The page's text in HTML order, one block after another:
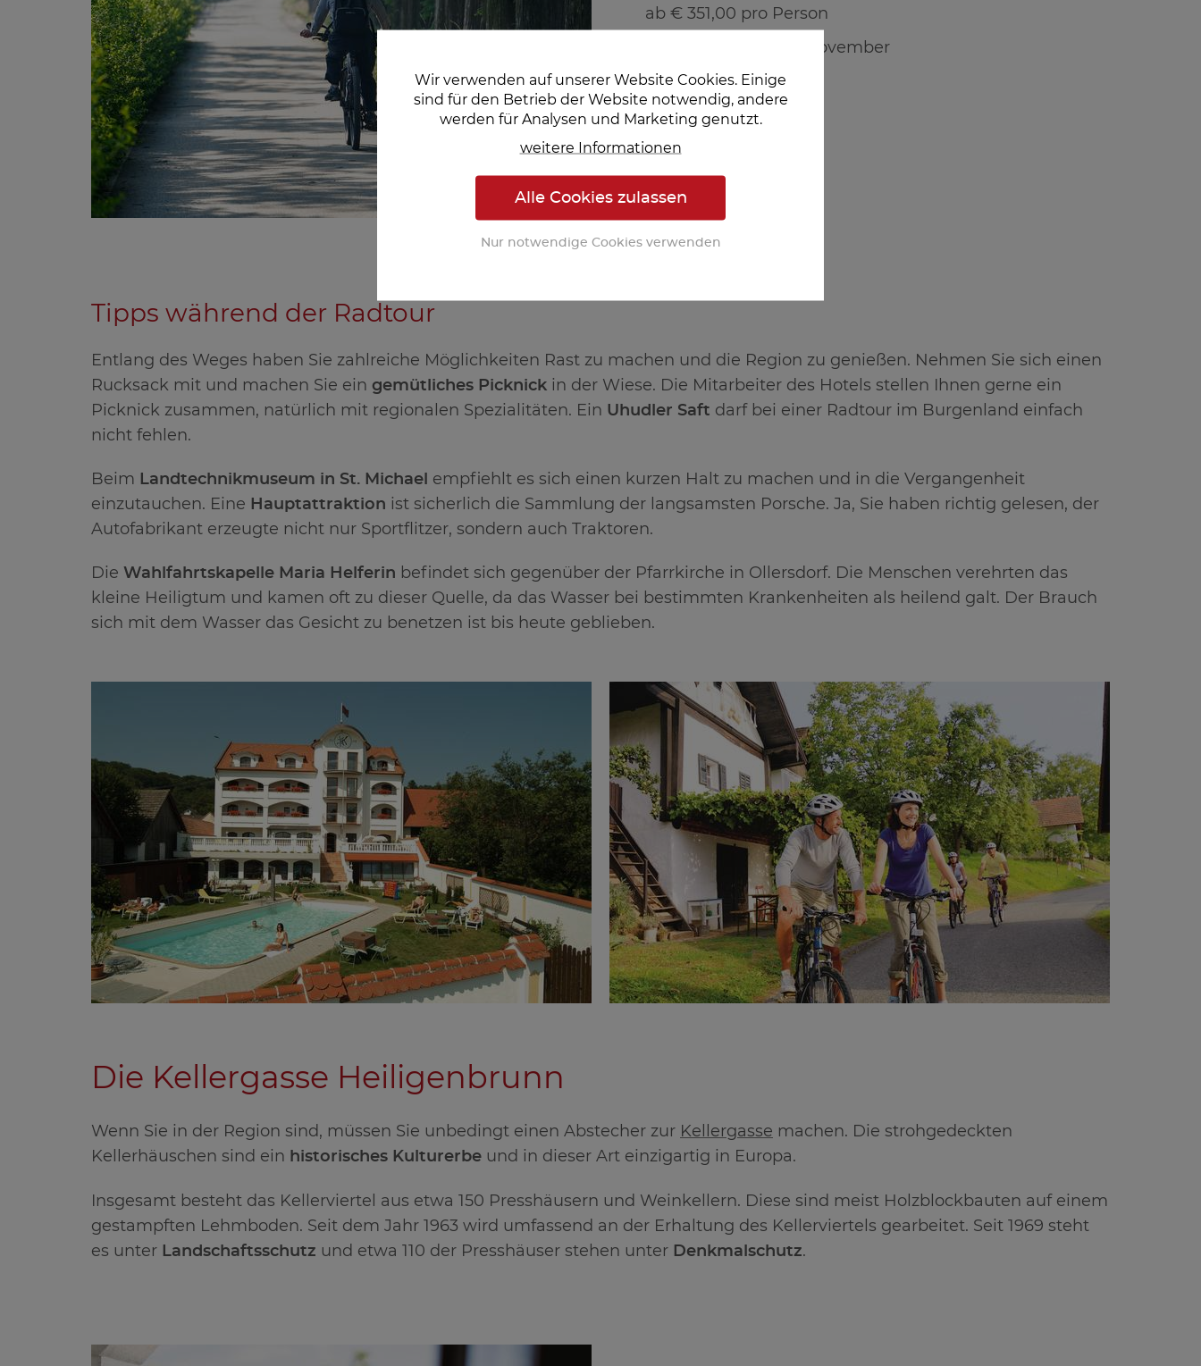
ab € 351,00 pro Person
Gültig von März bis November
zum Angebot
Tipps während der Radtour
Entlang des Weges haben Sie zahlreiche Möglichkeiten Rast zu machen und die Region zu genießen. Nehmen Sie sich einen
Rucksack mit und machen Sie ein gemütliches Picknick in der Wiese. Die Mitarbeiter des Hotels stellen Ihnen gerne ein
Picknick zusammen, natürlich mit regionalen Spezialitäten. Ein Uhudler Saft darf bei einer Radtour im Burgenland einfach
nicht fehlen.
Beim Landtechnikmuseum in St. Michael
empfiehlt es sich einen kurzen Halt zu machen und in die Vergangenheit
einzutauchen. Eine Hauptattraktion ist sicherlich die Sammlung der langsamsten Porsche. Ja, Sie haben richtig gelesen, der
Autofabrikant erzeugte nicht nur Sportflitzer, sondern auch Traktoren.
Die Wahlfahrtskapelle Maria Helferin befindet sich gegenüber der Pfarrkirche in Ollersdorf. Die Menschen verehrten das
kleine Heiligtum und kamen oft zu dieser Quelle, da das Wasser bei bestimmten Krankenheiten als heilend galt. Der Brauch
sich mit dem Wasser das Gesicht zu benetzen ist bis heute geblieben.
Die Kellergasse Heiligenbrunn
Wenn Sie in der Region sind, müssen Sie unbedingt einen Abstecher zur Kellergasse machen. Die strohgedeckten
Kellerhäuschen sind ein historisches Kulturerbe und in dieser Art einzigartig in Europa.
Insgesamt besteht das Kellerviertel aus etwa 150 Presshäusern und Weinkellern. Diese sind meist Holzblockbauten auf einem
gestampften Lehmboden. Seit dem Jahr 1963 wird umfassend an der Erhaltung des Kellerviertels gearbeitet. Seit 1969 steht
es unter Landschaftsschutz und etwa 110 der Presshäuser stehen unter Denkmalschutz.
Wir verwenden auf unserer Website Cookies. Einige
sind für den Betrieb der Website notwendig, andere
werden für Analysen und Marketing genutzt.
weitere Informationen
Alle Cookies zulassen
Nur notwendige Cookies verwenden